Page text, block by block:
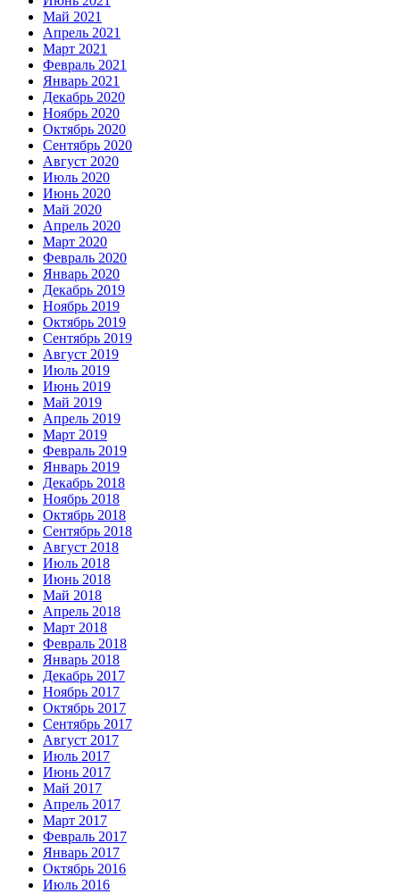
Май 2021
Апрель 2021
Март 2021
Февраль 2021
Январь 2021
Декабрь 2020
Ноябрь 2020
Октябрь 2020
Сентябрь 2020
Август 2020
Июль 2020
Июнь 2020
Май 2020
Апрель 2020
Март 2020
Февраль 2020
Январь 2020
Декабрь 2019
Ноябрь 2019
Октябрь 2019
Сентябрь 2019
Август 2019
Июль 2019
Июнь 2019
Май 2019
Апрель 2019
Март 2019
Февраль 2019
Январь 2019
Декабрь 2018
Ноябрь 2018
Октябрь 2018
Сентябрь 2018
Август 2018
Июль 2018
Июнь 2018
Май 2018
Апрель 2018
Март 2018
Февраль 2018
Январь 2018
Декабрь 2017
Ноябрь 2017
Октябрь 2017
Сентябрь 2017
Август 2017
Июль 2017
Июнь 2017
Май 2017
Апрель 2017
Март 2017
Февраль 2017
Январь 2017
Октябрь 2016
Июль 2016